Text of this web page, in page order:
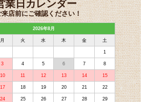
業日カレンダー
来店前にご確認ください！
2026年8月
月 火 水 木 金 土
1
3 4 5 6 7 8
10 11 12 13 14 15
17 18 19 20 21 22
24 25 26 27 28 29